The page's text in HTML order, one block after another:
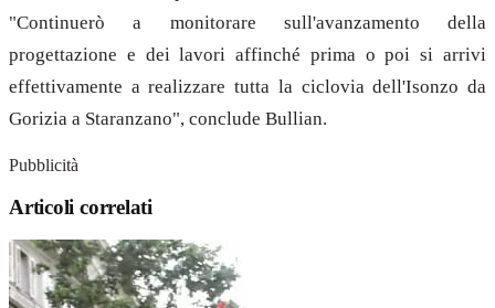
"Continuerò a monitorare sull'avanzamento della
progettazione e dei lavori affinché prima o poi si arrivi
effettivamente a realizzare tutta la ciclovia dell'Isonzo da
Gorizia a Staranzano", conclude Bullian.
Pubblicità
Articoli correlati